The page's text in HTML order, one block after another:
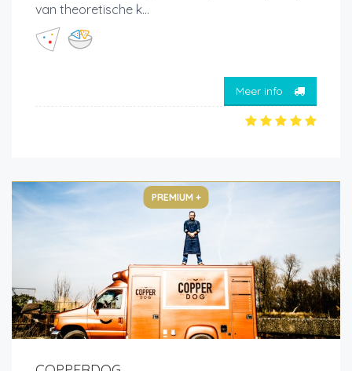
van theoretische k...
Meer info
PREMIUM +